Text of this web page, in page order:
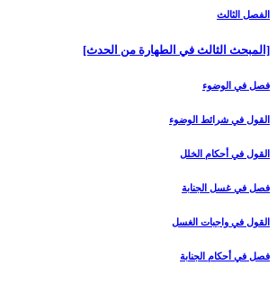
الفصل الثالث‏
[المبحث الثالث في الطهارة من الحدث‏]
فصل في الوضوء
القول في شرائط الوضوء
القول في أحكام الخلل‏
فصل في غسل الجنابة
القول في واجبات الغسل‏
فصل في أحكام الجنابة